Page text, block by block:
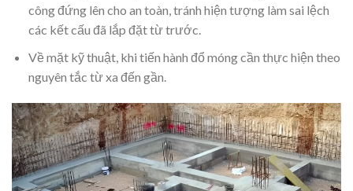
công đứng lên cho an toàn, tránh hiện tượng làm sai lệch
các kết cấu đã lắp đặt từ trước.
Về mặt kỹ thuật, khi tiến hành đổ móng cần thực hiện theo
nguyên tắc từ xa đến gần.